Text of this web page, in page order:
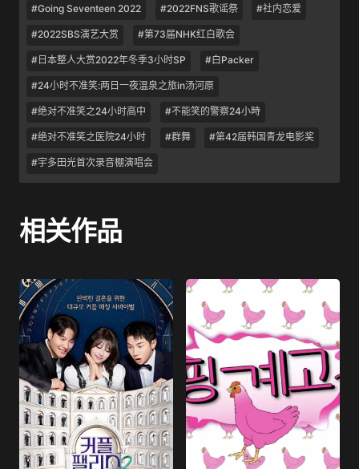
#Going Seventeen 2022 #2022FNS歌谣祭 #社内恋爱
#2022SBS演艺大赏 #第73届NHK红白歌会
#日本整人大赏2022年冬季3小时SP #白Packer
#24小时不准笑:两日一夜温泉之旅in汤河原
#绝对不准笑之24小时高中 #不能笑的警察24小時
#绝对不准笑之医院24小时 #群舞 #第42届韩国青龙电影奖
#宇多田光首次录音棚演唱会
相关作品